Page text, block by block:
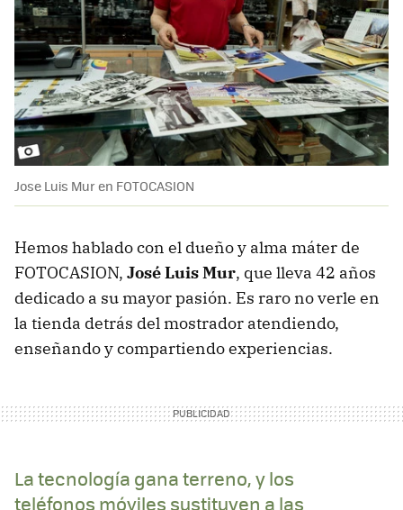
Jose Luis Mur en FOTOCASION
Hemos hablado con el dueño y alma máter de
FOTOCASION, José Luis Mur, que lleva 42 años
dedicado a su mayor pasión. Es raro no verle en
la tienda detrás del mostrador atendiendo,
enseñando y compartiendo experiencias.
La tecnología gana terreno, y los
teléfonos móviles sustituyen a las